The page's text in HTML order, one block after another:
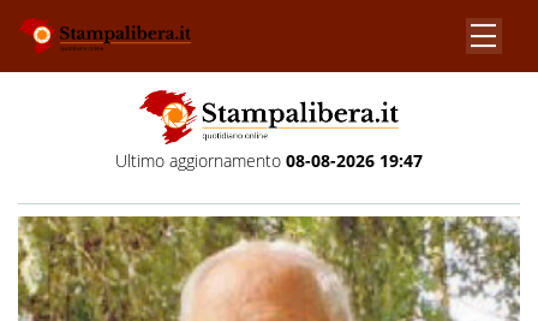
Ultimo aggiornamento 08-08-2026 19:47